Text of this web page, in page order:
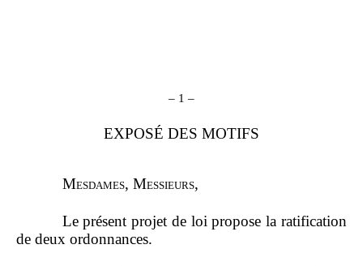
– 1 –
EXPOSÉ DES MOTIFS
Mesdames, Messieurs,
Le présent projet de loi propose la ratification
de deux ordonnances.